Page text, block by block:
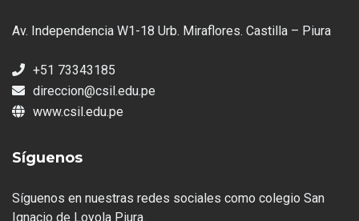
Av. Independencia W1-18 Urb. Miraflores. Castilla – Piura
+51 73343185
direccion@csil.edu.pe
www.csil.edu.pe
Síguenos
Síguenos en nuestras redes sociales como colegio San
Ignacio de Loyola Piura.